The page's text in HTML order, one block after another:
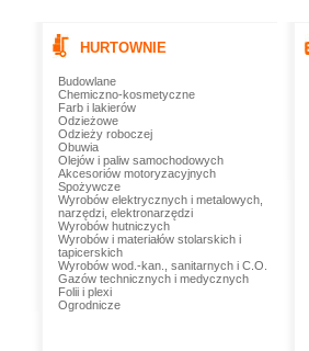
HURTOWNIE
Budowlane
Chemiczno-kosmetyczne
Farb i lakierów
Odzieżowe
Odzieży roboczej
Obuwia
Olejów i paliw samochodowych
Akcesoriów motoryzacyjnych
Spożywcze
Wyrobów elektrycznych i metalowych,
narzędzi, elektronarzędzi
Wyrobów hutniczych
Wyrobów i materiałów stolarskich i
tapicerskich
Wyrobów wod.-kan., sanitarnych i C.O.
Gazów technicznych i medycznych
Folii i plexi
Ogrodnicze